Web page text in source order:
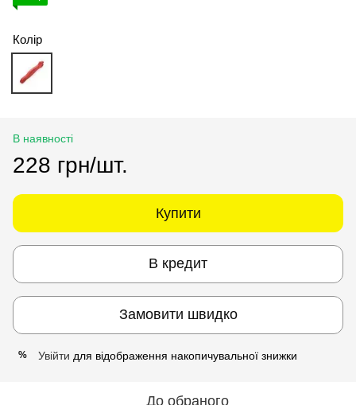
Колір
В наявності
228 грн/шт.
Купити
В кредит
Замовити швидко
% Увійти для відображення накопичувальної знижки
До обраного